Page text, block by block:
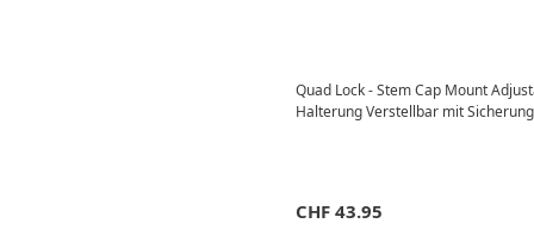
Quad Lock - Stem Cap Mount
Halterung Verstellbar mit
CHF 43.95